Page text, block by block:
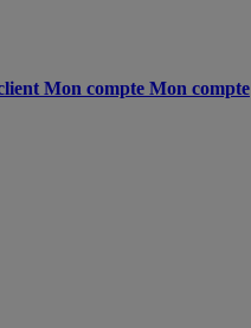
Mon compte Mon compte